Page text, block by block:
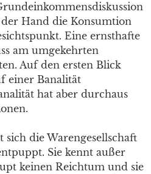
Hand die Konsumtion
Eine ernsthafte
am umgekehrten
Auf den ersten Blick
einer Banalität
hat aber durchaus
die Warengesellschaft
Sie kennt außer
keinen Reichtum und sie